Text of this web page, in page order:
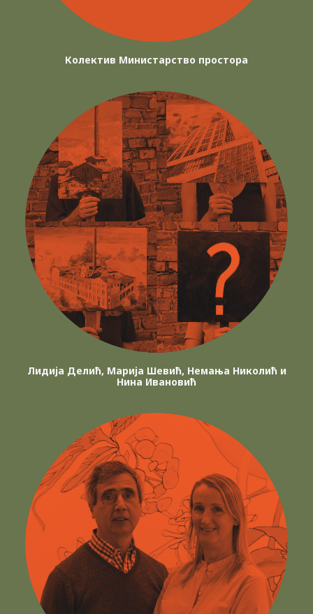
Колектив Министарство простора
Лидија Делић, Марија Шевић, Немања Николић и
Нина Ивановић